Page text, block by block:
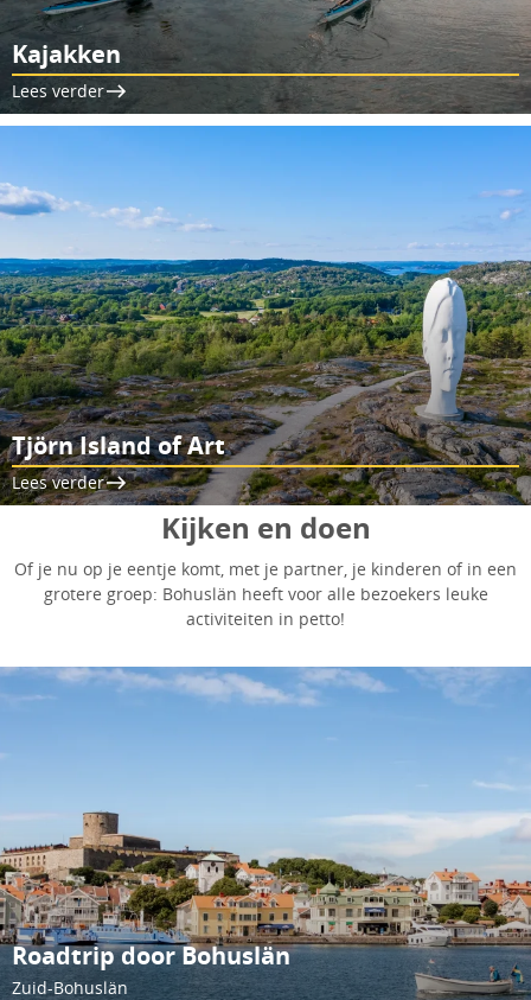
Kajakken
Lees verder
Tjörn Island of Art
Lees verder
Kijken en doen
Of je nu op je eentje komt, met je partner, je kinderen of in een
grotere groep: Bohuslän heeft voor alle bezoekers leuke
activiteiten in petto!
Roadtrip door Bohuslän
Zuid-Bohuslän